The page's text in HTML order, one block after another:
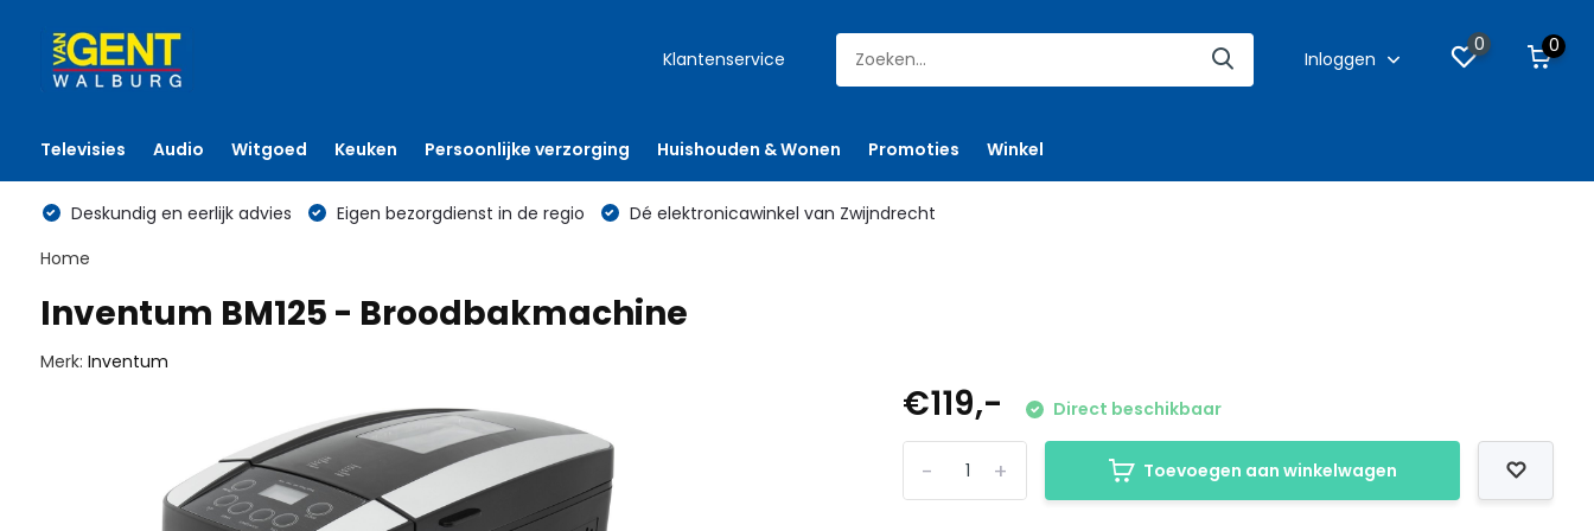
Klantenservice Inloggen
0 0
Televisies Audio Witgoed Keuken Persoonlijke verzorging Huishouden & Wonen Promoties Winkel
Deskundig en eerlijk advies Eigen bezorgdienst in de regio
Dé elektronicawinkel van Zwijndrecht
Home
Inventum BM125 - Broodbakmachine
Merk: Inventum
€119,- Direct beschikbaar
+
- Toevoegen aan winkelwagen